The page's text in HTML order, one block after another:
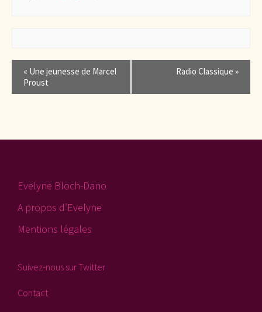
Navigation
de
« Une jeunesse de Marcel
Proust
Radio Classique »
Evelyne Bloch-Dano
A propos d’Evelyne
Mentions légales
Suivez-nous sur Twitter
Contact